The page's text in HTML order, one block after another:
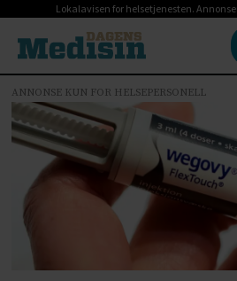
Lokalavisen for helsetjenesten.
Tag:
kristelig
folkeparti
krf
ANNONSE KUN FOR HELSEPERSONELL